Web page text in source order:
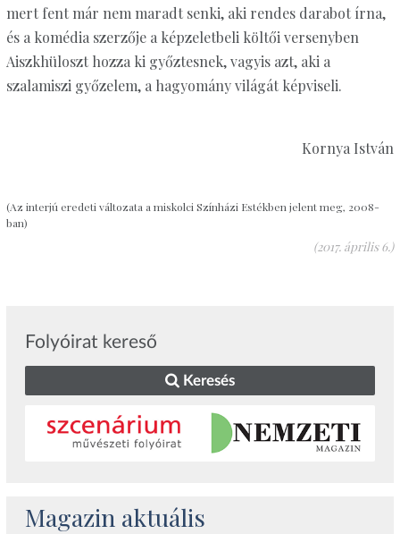
mert fent már nem maradt senki, aki rendes darabot írna,
és a komédia szerzője a képzeletbeli költői versenyben
Aiszkhüloszt hozza ki győztesnek, vagyis azt, aki a
szalamiszi győzelem, a hagyomány világát képviseli.
Kornya István
(Az interjú eredeti változata a miskolci Színházi Estékben jelent meg, 2008-
ban)
(2017. április 6.)
Folyóirat kereső
Keresés
Magazin aktuális